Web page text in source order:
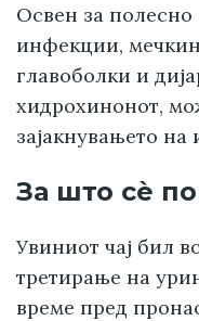
Освен за
инфекции,
главоболки и
хидрохинонот,
зајакнувањето
За што сè
Увиниот чај бил
третирање на
време пред